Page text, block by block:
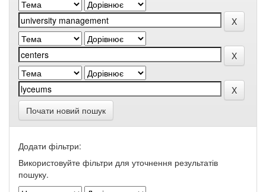
Почати новий пошук
Додати фільтри:
Використовуйте фільтри для уточнення результатів
пошуку.